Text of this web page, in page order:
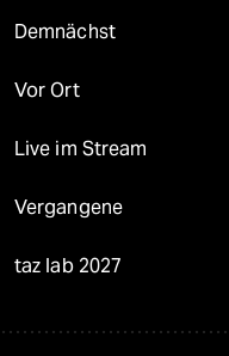
Demnächst
Vor Ort
Live im Stream
Vergangene
taz lab 2027